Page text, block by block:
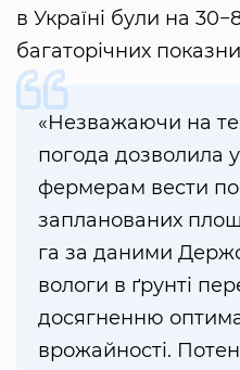
в Україні були на
багаторічних
«Незважаючи на
погода дозволила
фермерам вести
запланованих
га за даними
вологи в ґрунті
досягненню
врожайності.